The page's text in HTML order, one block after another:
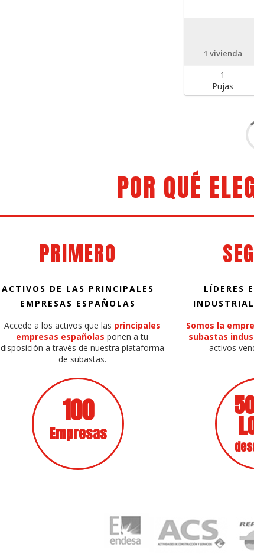
1 vivienda
1
Pujas
POR QUÉ
PRIMERO
ACTIVOS DE LAS PRINCIPALES
EMPRESAS ESPAÑOLAS
Accede a los activos que las principales
empresas españolas ponen a tu
disposición a través de nuestra plataforma
de subastas.
100
Empresas
LÍDERES
Somos la
subastas
activos